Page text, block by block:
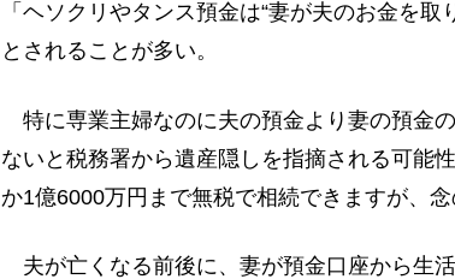
「ヘソクリやタンス預金は“妻が夫のお金を
とされることが多い。
特に専業主婦なのに夫の預金より妻の預金
ないと税務署から遺産隠しを指摘される可能
か1億6000万円まで無税で相続できますが、
夫が亡くなる前後に、妻が預金口座から生